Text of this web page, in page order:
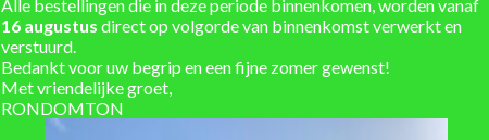
Winkel en showtuin in de
Eigen werkplaats voor
Verzending berekend in
Alle bestellingen die in deze periode binnenkomen, worden vanaf
16 augustus direct op volgorde van binnenkomst verwerkt en
verstuurd.
Bedankt voor uw begrip en een fijne zomer gewenst!
Met vriendelijke groet,
RONDOMTON